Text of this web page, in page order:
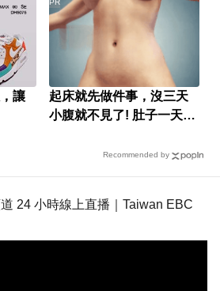
讓
起床就先做件事，沒三天
小腹就不見了! 肚子一天天
PR
Recommended by
24 小時線上直播｜Taiwan EBC